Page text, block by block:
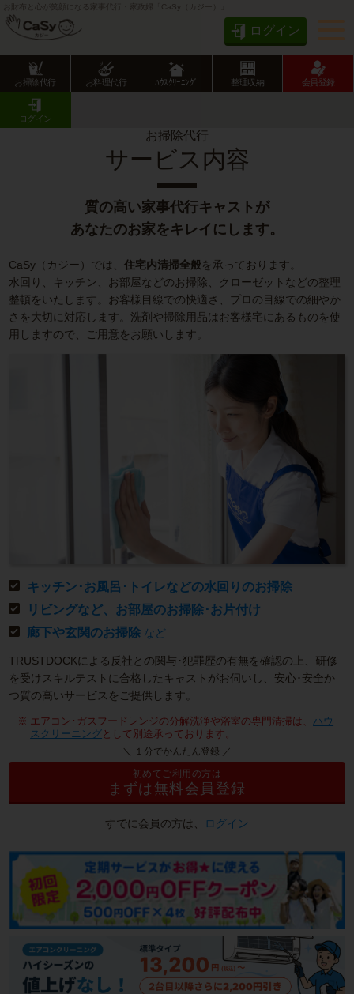
お財布と心が笑顔になる家事代行・家政婦「CaSy（カジー）」
ログイン
お掃除代行 お料理代行 ﾊｳｽｸﾘｰﾆﾝｸﾞ 整理収納 会員登録
ログイン
CaSy TOP
お掃除代行
サービス内容
質の高い家事代行キャストが
あなたのお家をキレイにします。
CaSy（カジー）では、住宅内清掃全般を承っております。
水回り、キッチン、お部屋などのお掃除、クローゼットなどの整理
整頓をいたします。お客様目線での快適さ、プロの目線での細やか
さを大切に対応します。洗剤や掃除用品はお客様宅にあるものを使
用しますので、ご用意をお願いします。
キッチン･お風呂･トイレなどの水回りのお掃除
リビングなど、お部屋のお掃除･お片付け
廊下や玄関のお掃除 など
TRUSTDOCKによる反社との関与･犯罪歴の有無を確認の上、研修
を受けスキルテストに合格したキャストがお伺いし、安心･安全か
つ質の高いサービスをご提供します。
エアコン･ガスフードレンジの分解洗浄や浴室の専門清掃は、 ハウ
スクリーニングとして別途承っております。
＼ １分でかんたん登録 ／
初めてご利用の方は
まずは無料会員登録
すでに会員の方は、 ログイン